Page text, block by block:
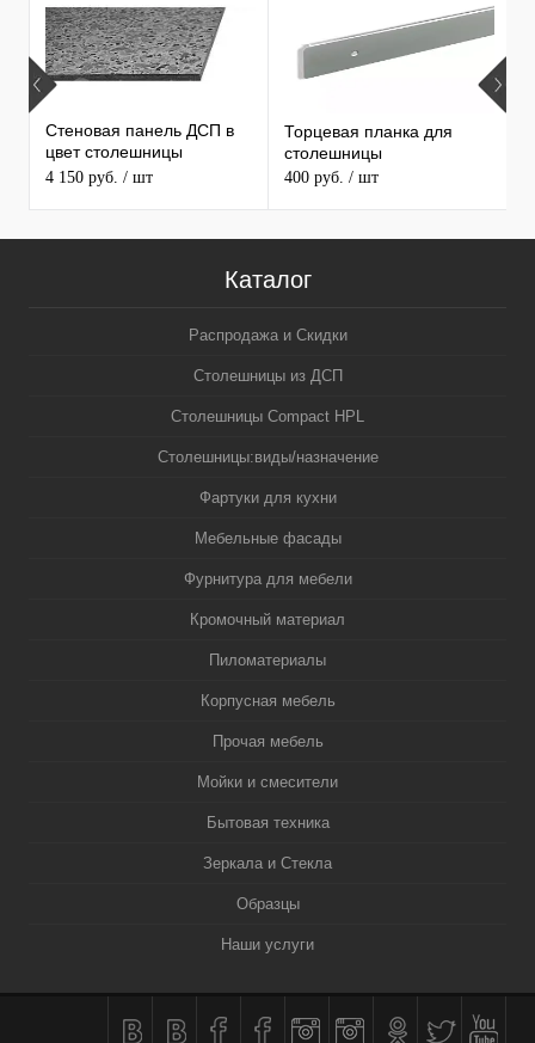
ПРОДАВАЕМЫЕ ТОВАРЫ
Стеновая панель ДСП в
цвет столешницы
MAERSS
4 150 руб. / шт
Торцевая планка для
столешницы
400 руб. / шт
Каталог
Распродажа и Скидки
Столешницы из ДСП
Столешницы Compact HPL
Столешницы:виды/назначение
Фартуки для кухни
Мебельные фасады
Фурнитура для мебели
Кромочный материал
Пиломатериалы
Корпусная мебель
Прочая мебель
Мойки и смесители
Бытовая техника
Зеркала и Стекла
Образцы
Наши услуги